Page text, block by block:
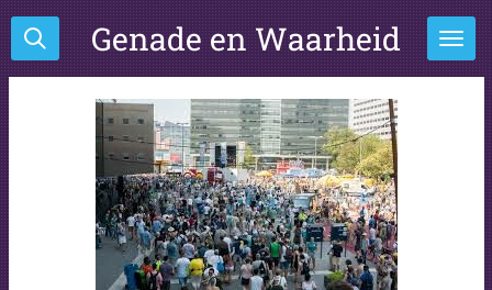
Ga
direct
naar
hoofdinhoud
Genade en Waarheid